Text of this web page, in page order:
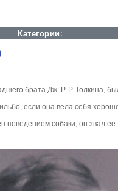
Категории:
брата Дж. Р. Р. Толкина,
если она вела себя
поведением собаки, он звал её